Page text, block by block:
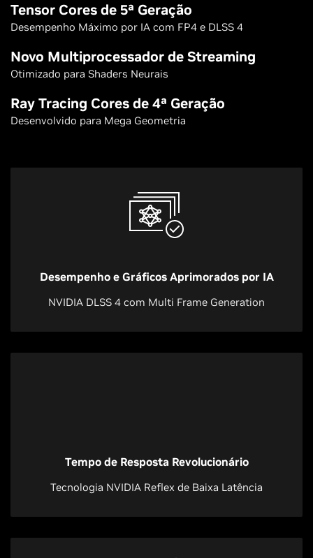
Tensor Cores de 5ª Geração
Desempenho Máximo por IA com FP4 e DLSS 4
Novo Multiprocessador de Streaming
Otimizado para Shaders Neurais
Ray Tracing Cores de 4ª Geração
Desenvolvido para Mega Geometria
Desempenho e Gráficos Aprimorados por IA
NVIDIA DLSS 4 com Multi Frame Generation
Tempo de Resposta Revolucionário
Tecnologia NVIDIA Reflex de Baixa Latência